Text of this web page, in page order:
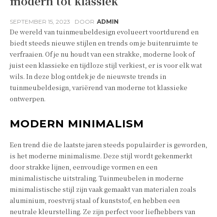
SEPTEMBER 15, 2023 DOOR ADMIN
De wereld van tuinmeubeldesign evolueert voortdurend en
biedt steeds nieuwe stijlen en trends om je buitenruimte te
verfraaien. Of je nu houdt van een strakke, moderne look of
juist een klassieke en tijdloze stijl verkiest, er is voor elk wat
wils. In deze blog ontdek je de nieuwste trends in
tuinmeubeldesign, variërend van moderne tot klassieke
ontwerpen.
MODERN MINIMALISM
Een trend die de laatste jaren steeds populairder is geworden,
is het moderne minimalisme. Deze stijl wordt gekenmerkt
door strakke lijnen, eenvoudige vormen en een
minimalistische uitstraling. Tuinmeubelen in moderne
minimalistische stijl zijn vaak gemaakt van materialen zoals
aluminium, roestvrij staal of kunststof, en hebben een
neutrale kleurstelling. Ze zijn perfect voor liefhebbers van